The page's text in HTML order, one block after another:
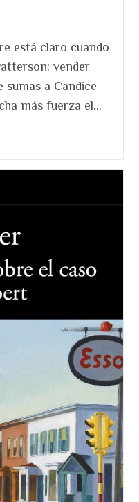
está claro cuando
vender
a Candice
más fuerza el…